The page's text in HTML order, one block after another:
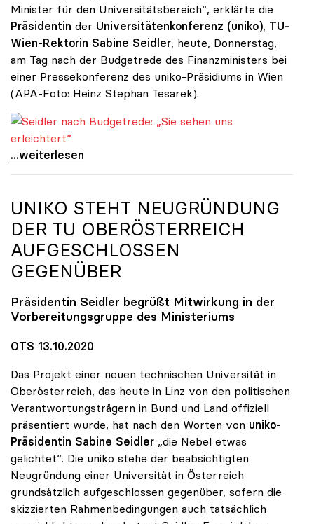
Minister für den Universitätsbereich“, erklärte die
Präsidentin der Universitätenkonferenz (uniko), TU-
Wien-Rektorin Sabine Seidler, heute, Donnerstag,
am Tag nach der Budgetrede des Finanzministers bei
einer Pressekonferenz des uniko-Präsidiums in Wien
(APA-Foto: Heinz Stephan Tesarek).
Seidler nach Budgetrede: „Sie sehen uns erleichtert“
Seidler nach Budgetrede: „Sie sehen uns
...weiterlesen
UNIKO STEHT NEUGRÜNDUNG
DER TU OBERÖSTERREICH
AUFGESCHLOSSEN
GEGENÜBER
Präsidentin Seidler begrüßt Mitwirkung in der
Vorbereitungsgruppe des Ministeriums
OTS 13.10.2020
Das Projekt einer neuen technischen Universität in
Oberösterreich, das heute in Linz von den politischen
Verantwortungsträgern in Bund und Land offiziell
präsentiert wurde, hat nach den Worten von uniko-
Präsidentin Sabine Seidler „die Nebel etwas
gelichtet“. Die uniko stehe der beabsichtigten
Neugründung einer Universität in Österreich
grundsätzlich aufgeschlossen gegenüber, sofern die
skizzierten Rahmenbedingungen auch tatsächlich